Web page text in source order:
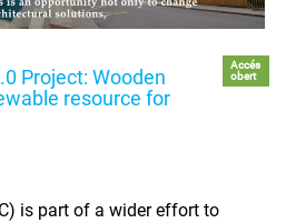
Project: Wooden
resource for
Accés
obert
is part of a wider effort to